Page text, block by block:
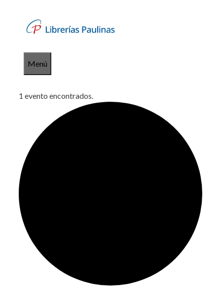
contenido
Menú
1 evento encontrados.